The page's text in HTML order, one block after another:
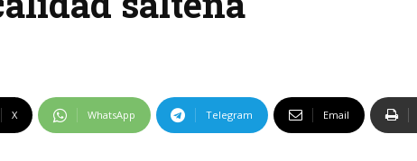
X WhatsApp Telegram Email